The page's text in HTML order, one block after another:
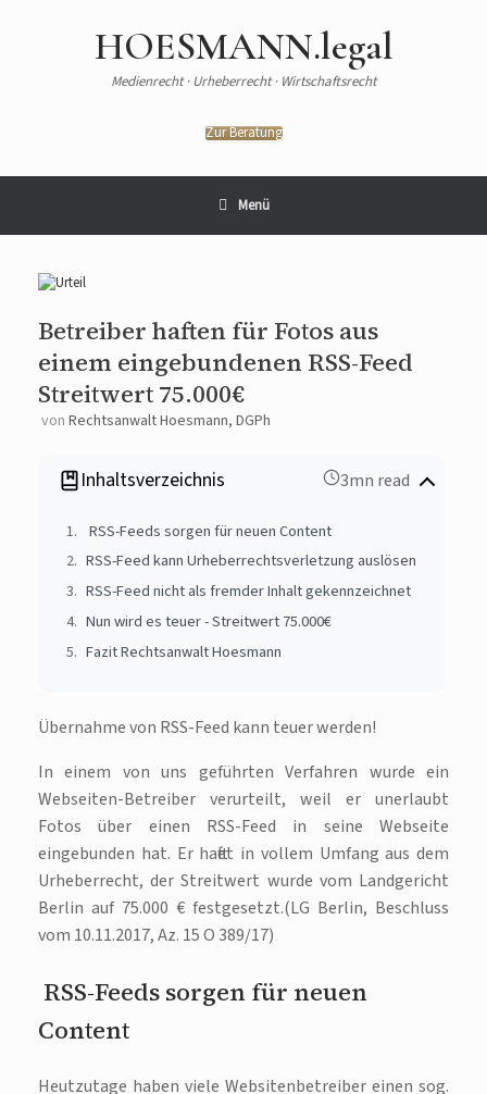
HOESMANN.legal
Medienrecht · Urheberrecht · Wirtschaftsrecht
Zur Beratung
Menü
Betreiber haften für Fotos aus
einem eingebundenen RSS-Feed
Streitwert 75.000€
von Rechtsanwalt Hoesmann, DGPh
Inhaltsverzeichnis 3mn read
RSS-Feeds sorgen für neuen Content
RSS-Feed kann Urheberrechtsverletzung auslösen
RSS-Feed nicht als fremder Inhalt gekennzeichnet
Nun wird es teuer - Streitwert 75.000€
Fazit Rechtsanwalt Hoesmann
Übernahme von RSS-Feed kann teuer werden!
In einem von uns geführten Verfahren wurde ein
Webseiten-Betreiber verurteilt, weil er unerlaubt
Fotos über einen RSS-Feed in seine Webseite
eingebunden hat. Er haftet in vollem Umfang aus dem
Urheberrecht, der Streitwert wurde vom Landgericht
Berlin auf 75.000 € festgesetzt.(LG Berlin, Beschluss
vom 10.11.2017, Az. 15 O 389/17)
RSS-Feeds sorgen für neuen
Content
Heutzutage haben viele Websitenbetreiber einen sog.